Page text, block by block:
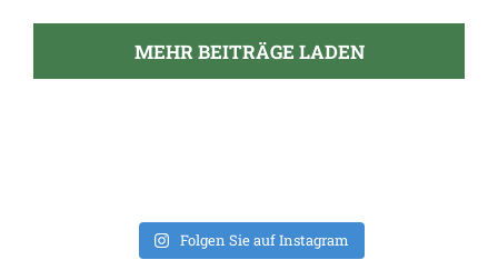
MEHR BEITRÄGE LADEN
Folgen Sie auf Instagram